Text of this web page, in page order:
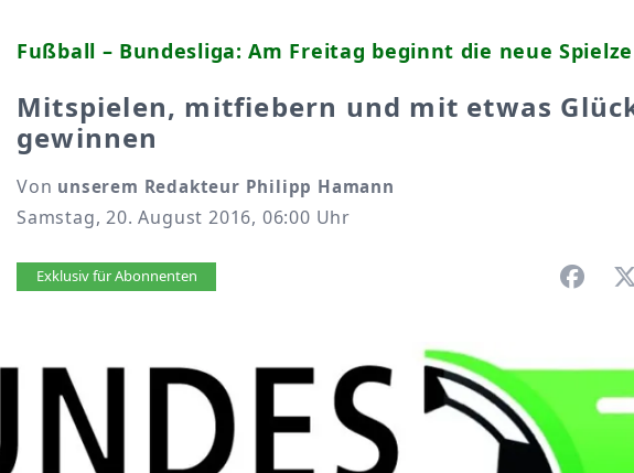
Fußball – Bundesliga: Am Freitag beginnt die neue
Mitspielen, mitfiebern und mit etwas
gewinnen
Von unserem Redakteur Philipp Hamann
Samstag, 20. August 2016, 06:00 Uhr
Artikel vorlesen
Exklusiv für Abonnenten